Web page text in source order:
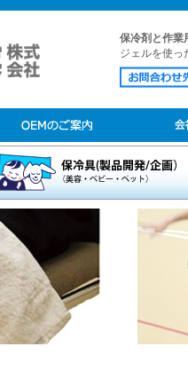
保冷剤と作業
ジェルを使っ